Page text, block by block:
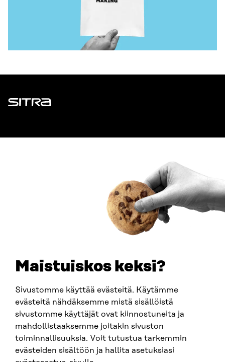
Maistuiskos keksi?
Sivustomme käyttää evästeitä. Käytämme
evästeitä nähdäksemme mistä sisällöistä
sivustomme käyttäjät ovat kiinnostuneita ja
mahdollistaaksemme joitakin sivuston
toiminnallisuuksia. Voit tutustua tarkemmin
evästeiden sisältöön ja hallita asetuksiasi
Sitra
firstname.lastname@sitra.fi
SITRA ON SOCIAL MEDIA
LinkedIn
Instagram